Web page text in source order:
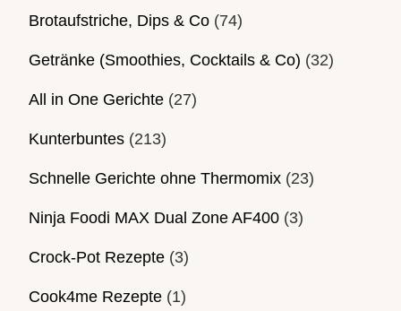
Brotaufstriche, Dips & Co (74)
Getränke (Smoothies, Cocktails & Co) (32)
All in One Gerichte (27)
Kunterbuntes (213)
Schnelle Gerichte ohne Thermomix (23)
Ninja Foodi MAX Dual Zone AF400 (3)
Crock-Pot Rezepte (3)
Cook4me Rezepte (1)